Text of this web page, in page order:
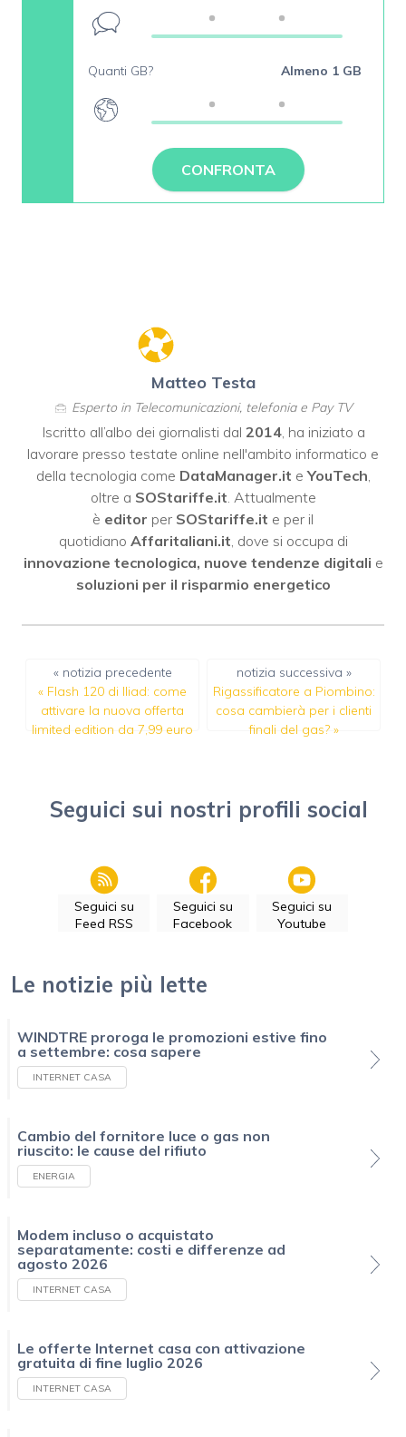
Quanti GB? Almeno 1 GB
CONFRONTA
Matteo Testa
Esperto in Telecomunicazioni, telefonia e Pay TV
Iscritto all’albo dei giornalisti dal 2014, ha iniziato a
lavorare presso testate online nell'ambito informatico e
della tecnologia come DataManager.it eYouTech,
oltre a SOStariffe.it. Attualmente
è editor per SOStariffe.it e per il
quotidiano Affaritaliani.it, dove si occupa di
innovazione tecnologica, nuove tendenze digitali e
soluzioni per il risparmio energetico
« notizia precedente
« Flash 120 di Iliad: come
attivare la nuova offerta
limited edition da 7,99 euro
notizia successiva »
Rigassificatore a Piombino:
cosa cambierà per i clienti
finali del gas?»
Seguici sui nostri profili social
Seguici su
Feed RSS
Seguici su
Facebook
Seguici su
Youtube
Le notizie più lette
WINDTRE proroga le promozioni estive fino
a settembre: cosa sapere
INTERNET CASA
Cambio del fornitore luce o gas non
riuscito: le cause del rifiuto
ENERGIA
Modem incluso o acquistato
separatamente: costi e differenze ad
agosto 2026
INTERNET CASA
Le offerte Internet casa con attivazione
gratuita di fine luglio 2026
INTERNET CASA